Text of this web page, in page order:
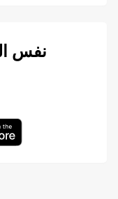
نفس